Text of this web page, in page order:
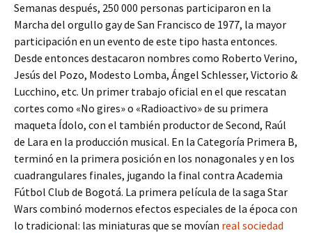
Semanas después, 250 000 personas participaron en la
Marcha del orgullo gay de San Francisco de 1977, la mayor
participación en un evento de este tipo hasta entonces.
Desde entonces destacaron nombres como Roberto Verino,
Jesús del Pozo, Modesto Lomba, Ángel Schlesser, Victorio &
Lucchino, etc. Un primer trabajo oficial en el que rescatan
cortes como «No gires» o «Radioactivo» de su primera
maqueta Ídolo, con el también productor de Second, Raúl
de Lara en la producción musical. En la Categoría Primera B,
terminó en la primera posición en los nonagonales y en los
cuadrangulares finales, jugando la final contra Academia
Fútbol Club de Bogotá. La primera película de la saga Star
Wars combinó modernos efectos especiales de la época con
lo tradicional: las miniaturas que se movían real sociedad